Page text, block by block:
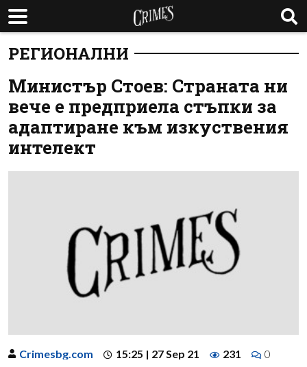
РЕГИОНАЛНИ
Министър Стоев: Страната ни
вече е предприела стъпки за
адаптиране към изкуствения
интелект
Crimesbg.com 15:25 | 27 Sep 21 231 0